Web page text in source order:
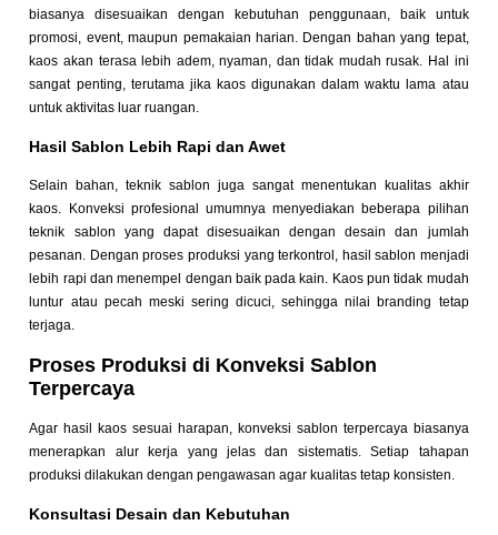
biasanya disesuaikan dengan kebutuhan penggunaan, baik untuk
promosi, event, maupun pemakaian harian. Dengan bahan yang tepat,
kaos akan terasa lebih adem, nyaman, dan tidak mudah rusak. Hal ini
sangat penting, terutama jika kaos digunakan dalam waktu lama atau
untuk aktivitas luar ruangan.
Hasil Sablon Lebih Rapi dan Awet
Selain bahan, teknik sablon juga sangat menentukan kualitas akhir
kaos. Konveksi profesional umumnya menyediakan beberapa pilihan
teknik sablon yang dapat disesuaikan dengan desain dan jumlah
pesanan. Dengan proses produksi yang terkontrol, hasil sablon menjadi
lebih rapi dan menempel dengan baik pada kain. Kaos pun tidak mudah
luntur atau pecah meski sering dicuci, sehingga nilai branding tetap
terjaga.
Proses Produksi di Konveksi Sablon
Terpercaya
Agar hasil kaos sesuai harapan, konveksi sablon terpercaya biasanya
menerapkan alur kerja yang jelas dan sistematis. Setiap tahapan
produksi dilakukan dengan pengawasan agar kualitas tetap konsisten.
Konsultasi Desain dan Kebutuhan